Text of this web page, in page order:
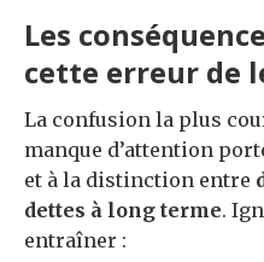
Les
cette erreur de
La confusion la plus
manque d’attention
et à la distinction entre
dettes à long terme.
entraîner :